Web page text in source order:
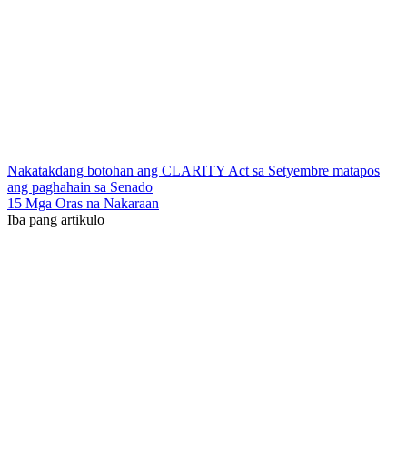
Nakatakdang botohan ang CLARITY Act sa Setyembre matapos
ang paghahain sa Senado
15 Mga Oras na Nakaraan
Iba pang artikulo